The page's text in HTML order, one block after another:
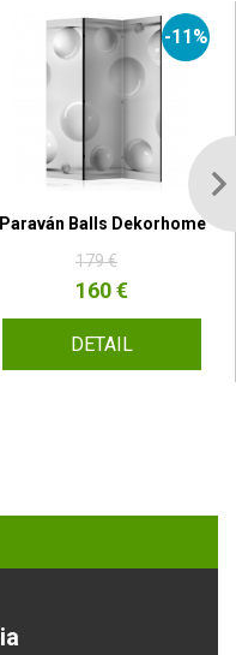
-11%
Paraván Balls Dekorhome
179 €
160 €
DETAIL